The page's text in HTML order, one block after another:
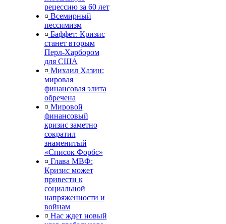
рецессию за 60 лет
¤ Всемирный
пессимизм
¤ Баффет: Кризис
станет вторым
Перл-Харбором
для США
¤ Михаил Хазин:
мировая
финансовая элита
обречена
¤ Мировой
финансовый
кризис заметно
сократил
знаменитый
«Список Форбс»
¤ Глава МВФ:
Кризис может
привести к
социальной
напряженности и
войнам
¤ Нас ждет новый